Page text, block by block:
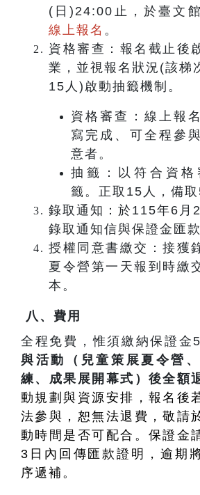
(日)24:00止，於臺文館
線上報名 。
資格審查：報名截止後
業，並視報名狀況(該梯
15人)啟動抽籤機制。
資格審查：線上報
寫完成、可全程參
意者。
抽籤：以符合資格
籤。正取15人，備取
錄取通知：於115年6月
錄取通知信與保證金匯款
授權同意書繳交：接獲
夏令營第一天報到時繳
本。
八、費用
全程免費，惟須繳納保證金
與活動（兒童策展夏令營
練、成果展開幕式）後全額
動規劃與資源安排，報名後
法參與，恕無法退費，敬請
動時間是否可配合。保證金
3日內回傳匯款證明，逾期
序遞補。